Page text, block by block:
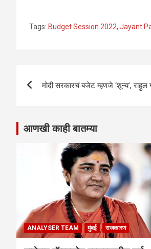
Tags: Budget Session 2022, Jayant
मोदी सरकारचं बजेट म्हणजे ‘शून्य’, राहुल
आणखी काही बातम्या
ANALYSER TEAM मुंबई राजकारण